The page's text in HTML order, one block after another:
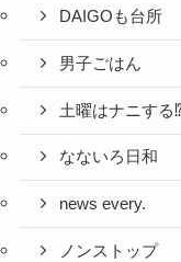
DAIGOも台所
男子ごはん
土曜はナニする⁉
なないろ日和
news every.
ノンストップ